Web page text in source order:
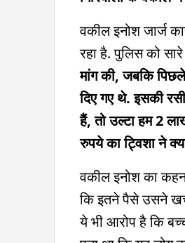
वकील इनोश जार्ज
रहा है. पुलिस को
मांग की, जबकि
दिए गए थे. इसकी
हैं, तो उल्टा हम 2
रुपये का ट्विशा ने
वकील इनोश का
कि इतने पैसे उसने
ये भी आरोप है कि